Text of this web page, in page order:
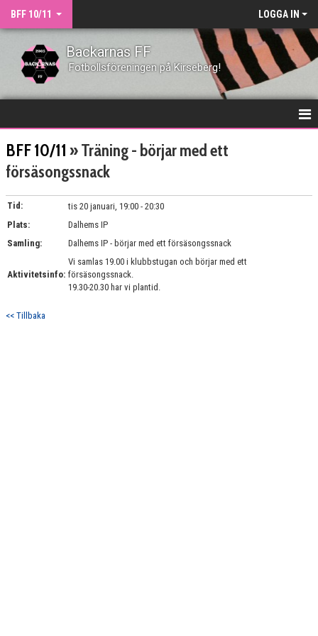
BFF 10/11 LOGGA IN
Backarnas FF
Fotbollsföreningen på Kirseberg!
HEM
NYHETER
DOKUMENT
BFF 10/11 » Träning - börjar med ett
försäsongssnack
Tid:
tis 20 januari, 19:00 - 20:30
Plats:
Dalhems IP
Samling:
Dalhems IP - börjar med ett försäsongssnack
Aktivitetsinfo:
Vi samlas 19.00 i klubbstugan och börjar med ett
försäsongssnack.
19.30-20.30 har vi plantid.
<< Tillbaka